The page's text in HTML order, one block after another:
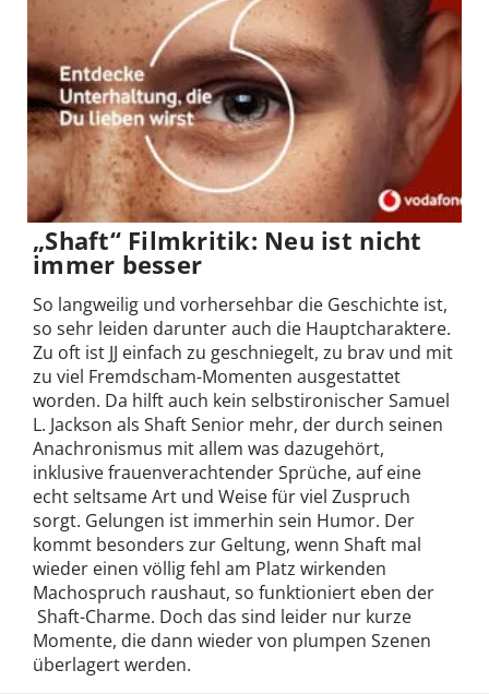
„Shaft“ Filmkritik: Neu ist nicht
immer besser
So langweilig und vorhersehbar die Geschichte ist,
so sehr leiden darunter auch die Hauptcharaktere.
Zu oft ist JJ einfach zu geschniegelt, zu brav und mit
zu viel Fremdscham-Momenten ausgestattet
worden. Da hilft auch kein selbstironischer Samuel
L. Jackson als Shaft Senior mehr, der durch seinen
Anachronismus mit allem was dazugehört,
inklusive frauenverachtender Sprüche, auf eine
echt seltsame Art und Weise für viel Zuspruch
sorgt. Gelungen ist immerhin sein Humor. Der
kommt besonders zur Geltung, wenn Shaft mal
wieder einen völlig fehl am Platz wirkenden
Machospruch raushaut, so funktioniert eben der
Shaft-Charme. Doch das sind leider nur kurze
Momente, die dann wieder von plumpen Szenen
überlagert werden.